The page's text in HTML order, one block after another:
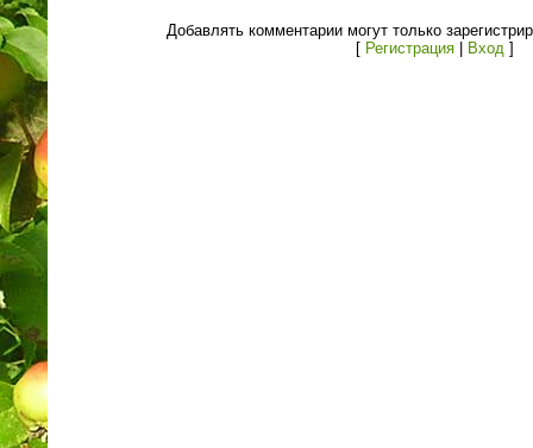
Добавлять комментарии могут только
[ Регистрация| Вход ]